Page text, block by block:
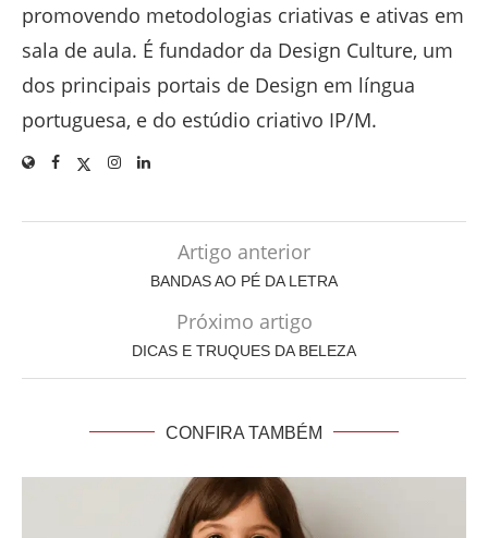
promovendo metodologias criativas e ativas em
sala de aula. É fundador da Design Culture, um
dos principais portais de Design em língua
portuguesa, e do estúdio criativo IP/M.
Artigo anterior
BANDAS AO PÉ DA LETRA
Próximo artigo
DICAS E TRUQUES DA BELEZA
CONFIRA TAMBÉM